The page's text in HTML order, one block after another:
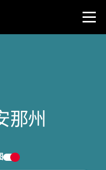
那州